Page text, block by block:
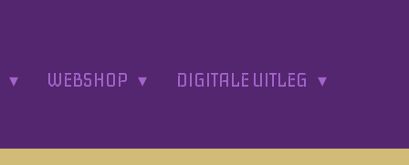
WEBSHOP DIGITALE UITLEG